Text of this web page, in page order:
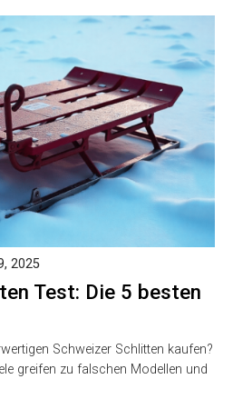
Test: Die 5 besten
2025
Schweizer Schlitten kaufen?
greifen zu falschen Modellen und